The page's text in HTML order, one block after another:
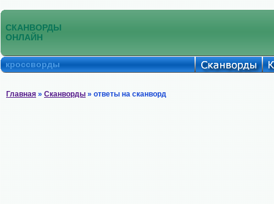
СКАНВОРДЫ
ОНЛАЙН
кроссворды
Главная » Сканворды » ответы на сканворд